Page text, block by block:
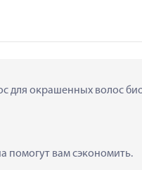
для окрашенных волос
помогут вам сэкономить.